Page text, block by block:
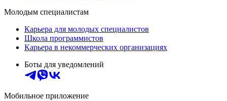
Молодым специалистам
Карьера для молодых специалистов
Школа программистов
Карьера в некоммерческих организациях
Боты для уведомлений
Мобильное приложение